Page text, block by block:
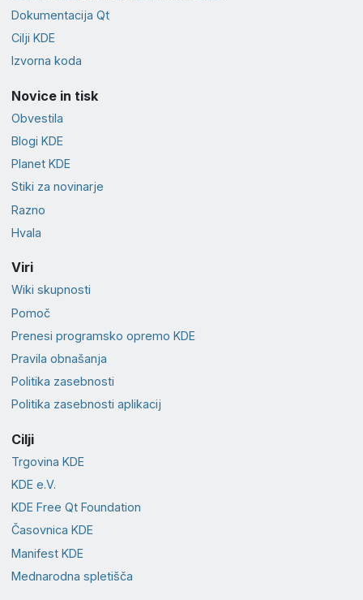
Dokumentacija Qt
Cilji KDE
Izvorna koda
Novice in tisk
Obvestila
Blogi KDE
Planet KDE
Stiki za novinarje
Razno
Hvala
Viri
Wiki skupnosti
Pomoč
Prenesi programsko opremo KDE
Pravila obnašanja
Politika zasebnosti
Politika zasebnosti aplikacij
Cilji
Trgovina KDE
KDE e.V.
KDE Free Qt Foundation
Časovnica KDE
Manifest KDE
Mednarodna spletišča